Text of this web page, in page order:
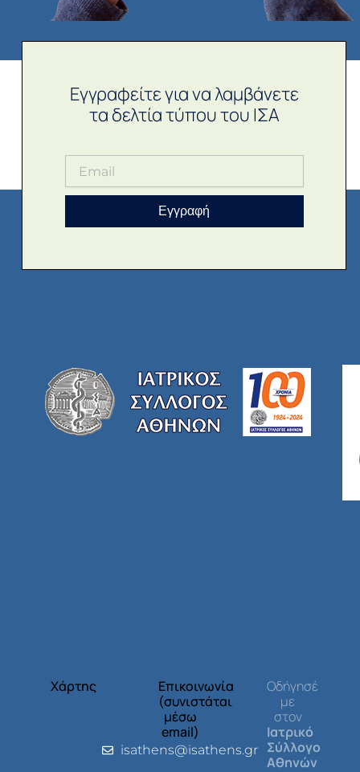
Εγγραφείτε για να λαμβάνετε
τα δελτία τύπου του ΙΣΑ
Εγγραφή
Χάρτης
Επικοινωνία
(συνιστάται
μέσω
email)
isathens@isathens.gr
Οδήγησέ
με
στον
Ιατρικό
Σύλλογο
Αθηνών